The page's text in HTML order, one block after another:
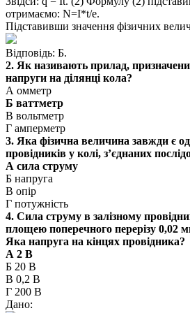
отримаємо: N=I*t/e.
Підставивши значення фізичних
Відповідь: Б.
2. Як називають прилад,
напруги на ділянці кола?
А омметр
Б ваттметр
В вольтметр
Г амперметр
3. Яка фізична величина завжди є
провідників у колі, з’єднаних
А сила струму
Б напруга
В опір
Г потужність
4. Сила струму в залізному
площею поперечного перерізу 0,02
Яка напруга на кінцях провідника?
А 2 В
Б 20 В
В 0,2 В
Г 200 В
Дано: